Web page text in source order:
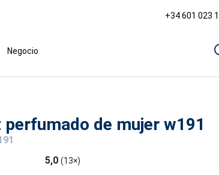
+34 601 023
Negocio
perfumado de mujer w191
5,0 (13×)